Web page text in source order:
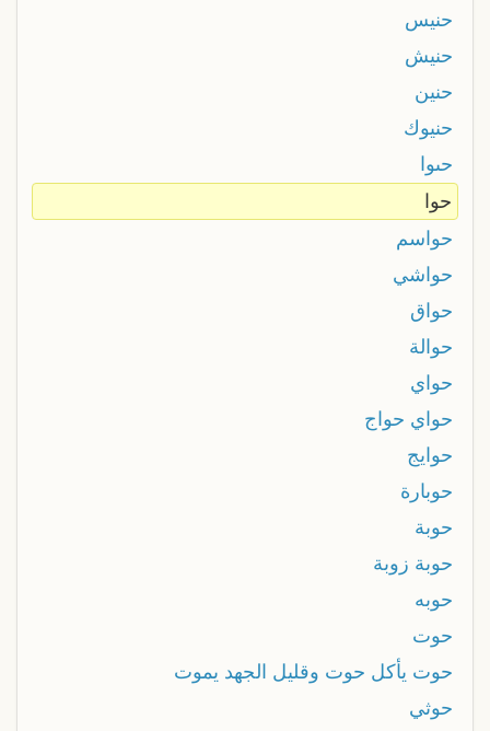
حنيس
حنيش
حنين
حنيوك
حںوا
حوا
حواسم
حواشي
حواق
حوالة
حواي
حواي حواج
حوايج
حوبارة
حوبة
حوبة زوبة
حوبه
حوت
حوت يأكل حوت وقليل الجهد يموت
حوثي